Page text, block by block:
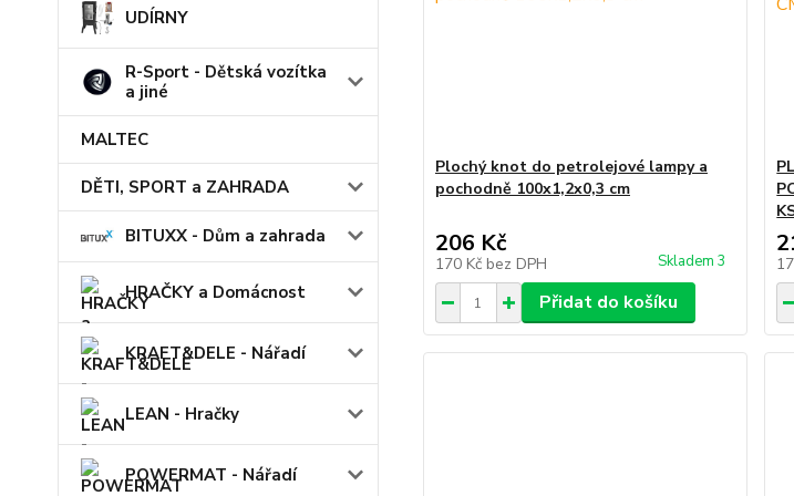
UDÍRNY
R-Sport - Dětská vozítka
a jiné
MALTEC
DĚTI, SPORT a ZAHRADA
BITUXX - Dům a zahrada
HRAČKY a Domácnost
KRAFT&DELE - Nářadí
LEAN - Hračky
POWERMAT - Nářadí
Plochý knot do petrolejové lampy a
pochodně 100x1,2x0,3 cm
206 Kč
170 Kč bez DPH Skladem 3
Přidat do košíku